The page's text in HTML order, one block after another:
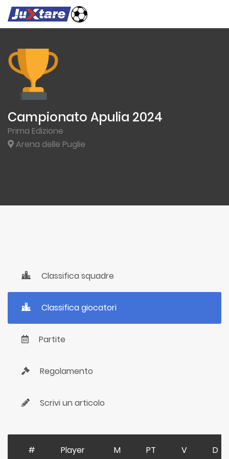
Campionato Apulia 2024
Prima Edizione
Arena delle Puglie
Classifica squadre
Classifica giocatori
Partite
Regolamento
Scrivi un articolo
# Player M PT V D